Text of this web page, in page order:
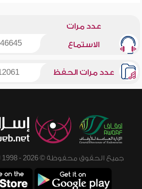
عدد مرات
الاستماع
عدد مرات الحفظ
جميع الحقوق محفوظة © 2026 - 1998 لشبكة إسلام ويب